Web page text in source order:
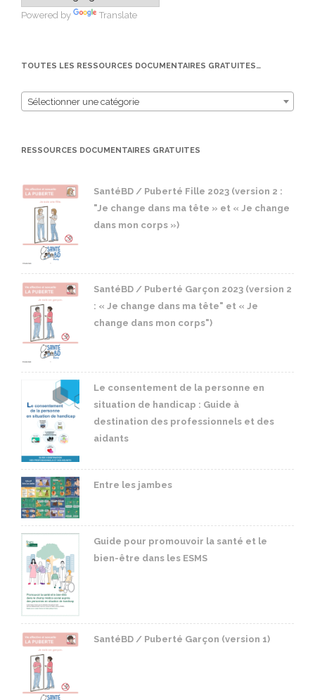
Powered by Translate
TOUTES LES RESSOURCES DOCUMENTAIRES GRATUITES…
Sélectionner une catégorie
RESSOURCES DOCUMENTAIRES GRATUITES
SantéBD / Puberté Fille 2023 (version 2 :
"Je change dans ma tête » et « Je change
dans mon corps »)
SantéBD / Puberté Garçon 2023 (version 2
: « Je change dans ma tête" et « Je
change dans mon corps")
Le consentement de la personne en
situation de handicap : Guide à
destination des professionnels et des
aidants
Entre les jambes
Guide pour promouvoir la santé et le
bien-être dans les ESMS
SantéBD / Puberté Garçon (version 1)